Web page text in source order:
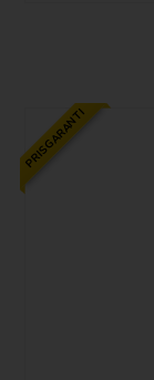
PRISGARANTI